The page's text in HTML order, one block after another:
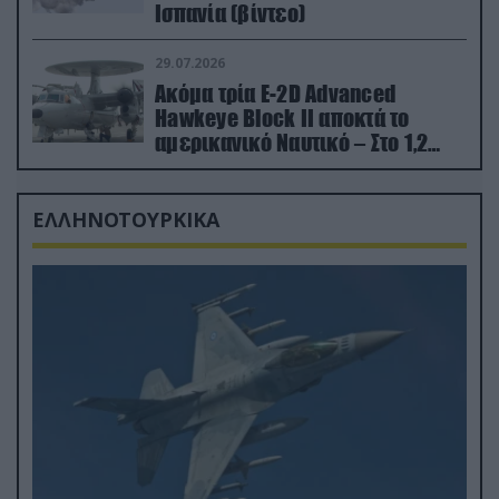
Ισπανία (βίντεο)
29.07.2026
Ακόμα τρία E-2D Advanced
Hawkeye Block II αποκτά το
αμερικανικό Ναυτικό – Στο 1,2
δισ.δολάρια το κόστος
ΕΛΛΗΝΟΤΟΥΡΚΙΚΑ